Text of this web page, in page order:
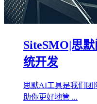
SiteSMO|思
统开发
思默AI工具是我们团
助你更好地管 ...